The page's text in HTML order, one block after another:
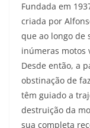
Fundada em
criada por
que ao longo de
inúmeras motos
Desde então, a
obstinação de
têm guiado a
destruição da
sua completa